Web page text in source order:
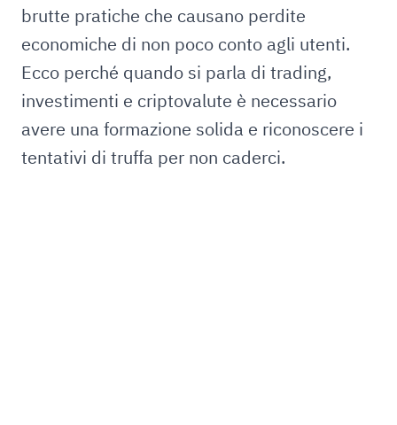
brutte pratiche che causano perdite
economiche di non poco conto agli utenti.
Ecco perché quando si parla di trading,
investimenti e criptovalute è necessario
avere una formazione solida e riconoscere i
tentativi di truffa per non caderci.